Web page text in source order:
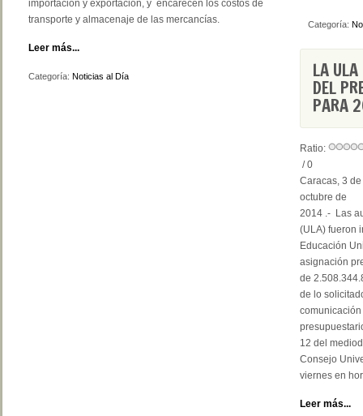
importación y exportación, y encarecen los costos de
transporte y almacenaje de las mercancías.
Leer más...
Categoría: Noticias al Día
Categoría:
LA ULA
DEL
PARA
Ratio:
/ 0
Caracas, 3 de
octubre de
2014 .- Las
(ULA) fueron
Educación
asignación
de
de lo
12 del
Consejo
viernes en
Leer más...